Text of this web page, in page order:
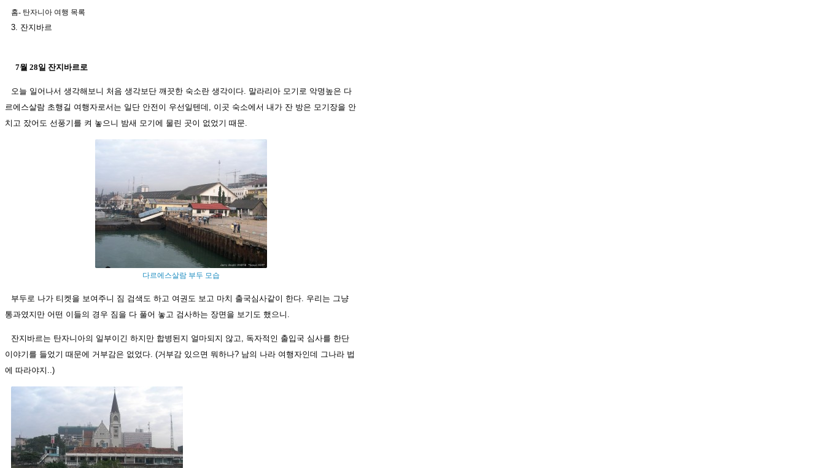
홈- 탄자니아 여행 목록
3. 잔지바르
7월 28일 잔지바르로
오늘 일어나서 생각해보니 처음 생각보단 깨끗한 숙소란 생각이다. 말라리아 모기로 악명높은 다
르에스살람 초행길 여행자로서는 일단 안전이 우선일텐데, 이곳 숙소에서 내가 잔 방은 모기장을 안
치고 잤어도 선풍기를 켜 놓으니 밤새 모기에 물린 곳이 없었기 때문.
다르에스살람 부두 모습
부두로 나가 티켓을 보여주니 짐 검색도 하고 여권도 보고 마치 출국심사같이 한다. 우리는 그냥
통과였지만 어떤 이들의 경우 짐을 다 풀어 놓고 검사하는 장면을 보기도 했으니.
잔지바르는 탄자니아의 일부이긴 하지만 합병된지 얼마되지 않고, 독자적인 출입국 심사를 한단
이야기를 들었기 때문에 거부감은 없었다. (거부감 있으면 뭐하나? 남의 나라 여행자인데 그나라 법
에 따라야지..)